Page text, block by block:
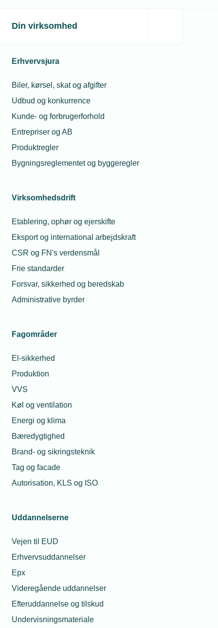
Din virksomhed
Erhvervsjura
Biler, kørsel, skat og afgifter
Udbud og konkurrence
Kunde- og forbrugerforhold
Entrepriser og AB
Produktregler
Bygningsreglementet og byggeregler
Virksomhedsdrift
Etablering, ophør og ejerskifte
Eksport og international arbejdskraft
CSR og FN's verdensmål
Frie standarder
Forsvar, sikkerhed og beredskab
Administrative byrder
Fagområder
El-sikkerhed
Produktion
VVS
Køl og ventilation
Energi og klima
Bæredygtighed
Brand- og sikringsteknik
Tag og facade
Autorisation, KLS og ISO
Uddannelserne
Vejen til EUD
Erhvervsuddannelser
Epx
Videregående uddannelser
Efteruddannelse og tilskud
Undervisningsmateriale
S’et i ESG (sociale forhold)
bæredygtighedsrapportering
El-sikkerhed
Arbejde under spænding (L-AUS)
Eftersyn af el-installationer
Elektriske installationer på maskiner
Eltavler - Tavlespecifikationsskemaer
Eltermografering
Fællesregulativet
Installationer i eksplosionsfarlige områder
Tele- og datainstallationer
Verifikation af elektriske installationer
Energi og klima
Fremtidens energiforbrug er grønt, smart og
Tænk grønt - det er god forretning
Data fra fjernaflæste målere
Kom på energistyrelsens håndværkerliste
Frisættelse af forsyningsdata
Køl og ventilation